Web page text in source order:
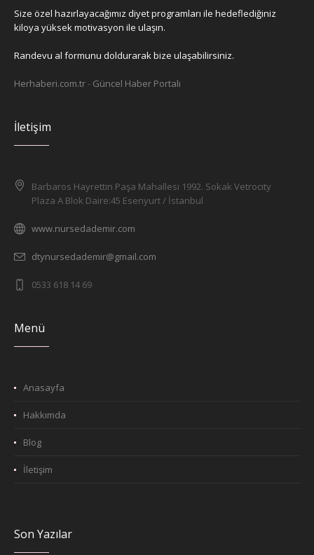
Size özel hazırlayacağımız diyet programları ile hedeflediğiniz
kiloya yüksek motivasyon ile ulaşın.
Randevu al formunu doldurarak bize ulaşabilirsiniz.
Herhaberi.com.tr- Güncel Haber Portalı
İletişim
Barbaros Hayrettin Paşa Mahallesi 1992. Sokak Vetrocity
Plaza A Blok Daire:45 Esenyurt / İstanbul
www.nursedademir.com
dtynursedademir@gmail.com
0533 618 14 69
Menü
Anasayfa
Hakkımda
Blog
İletişim
Son Yazılar